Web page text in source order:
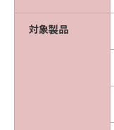
びその複製
のとします。
(5）上記にか
から第7条ま
定は、本契約
９．U.S.
対象製品